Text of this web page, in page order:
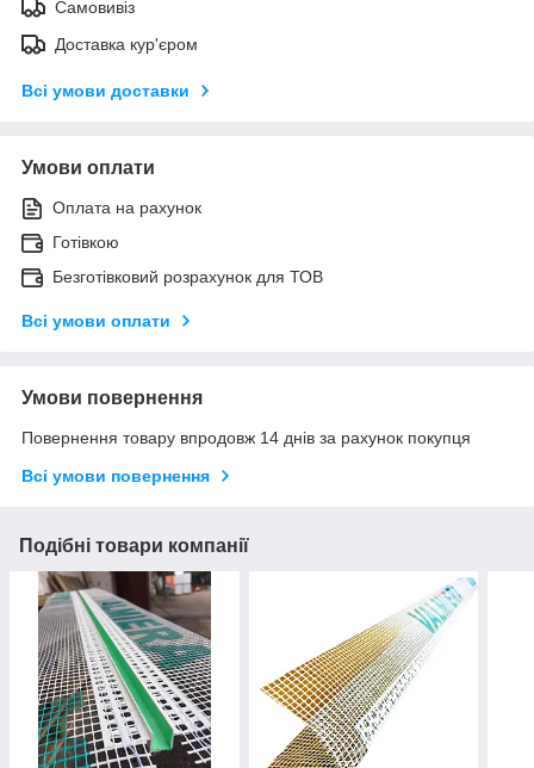
Самовивіз
Доставка кур'єром
Всі умови доставки
Умови оплати
Оплата на рахунок
Готівкою
Безготівковий розрахунок для ТОВ
Всі умови оплати
Умови повернення
Повернення товару впродовж 14 днів за рахунок покупця
Всі умови повернення
Подібні товари компанії